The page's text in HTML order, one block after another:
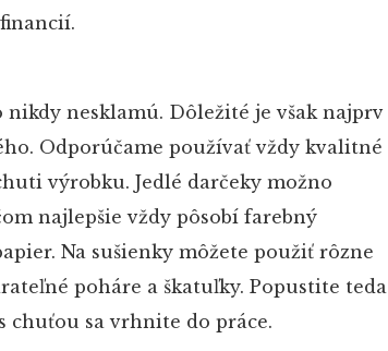
nesklamú. Dôležité je však najprv
Odporúčame používať vždy kvalitné
výrobku. Jedlé darčeky možno
najlepšie vždy pôsobí farebný
Na sušienky môžete použiť rôzne
poháre a škatuľky. Popustite teda
chuťou sa vrhnite do práce.